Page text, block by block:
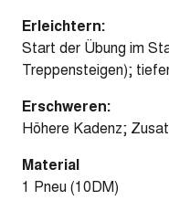
Erleichtern:
Start der Übung im
Treppensteigen);
Erschweren:
Höhere Kadenz;
Material
1 Pneu (10DM)